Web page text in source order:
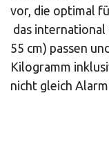
vor, die optimal
das international
55 cm) passen
Kilogramm
nicht gleich